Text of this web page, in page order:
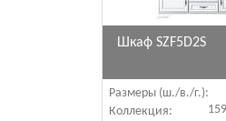
Шкаф SZF5D2S
Размеры (ш./в./г.):
Коллекция: